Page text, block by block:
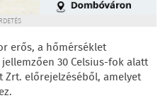
erős, a hőmérséklet
30 Celsius-fok alatt
előrejelzéséből, amelyet